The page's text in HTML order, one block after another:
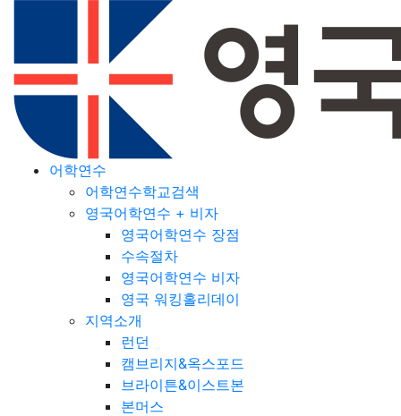
어학연수
어학연수학교검색
영국어학연수 + 비자
영국어학연수 장점
수속절차
영국어학연수 비자
영국 워킹홀리데이
지역소개
런던
캠브리지&옥스포드
브라이튼&이스트본
본머스